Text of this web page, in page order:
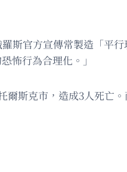
斯官方宣傳常製造「平
怖行為合理化。」
斯克市，造成3人死亡